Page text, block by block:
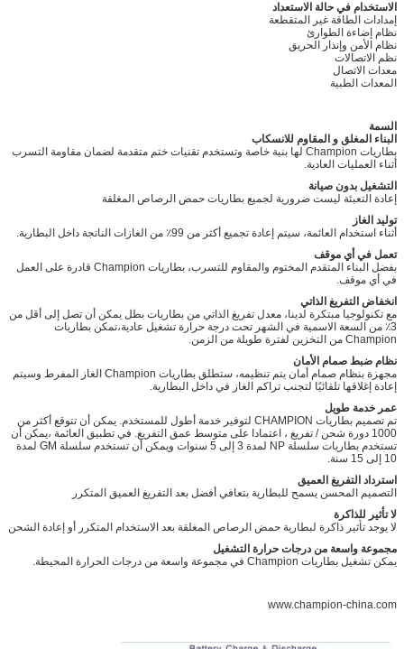
الاستخدام في حالة الاستعداد
إمدادات الطاقة غير المتقطعة
نظام إضاءة الطوارئ
نظام الأمن وإنذار الحريق
نظم الاتصالات
معدات الاتصال
المعدات الطبية
السمة
البناء المغلق و المقاوم للانسكاب
بطاريات Champion لها بنية خاصة وتستخدم تقنيات ختم متقدمة لضمان مقاومة التسرب
أثناء العمليات العادية.
التشغيل بدون صيانة
إعادة التعبئة ليست ضرورية لجميع بطاريات حمض الرصاص المغلقة
توليد الغاز
أثناء استخدام العائمة، سيتم إعادة تجميع أكثر من 99٪ من الغازات الناتجة داخل البطارية.
تعمل في أي موقف
بفضل البناء المتقدم المختوم والمقاوم للتسرب، بطاريات Champion قادرة على العمل
في أي موقف.
انخفاض التفريغ الذاتي
مع تكنولوجيا مبتكرة لدينا، معدل تفريغ الذاتي من بطاريات بطل يمكن أن تصل إلى أقل من
3٪ من السعة الاسمية في الشهر تحت درجة حرارة تشغيل عادية،تمكن بطاريات
Champion من التخزين لفترة طويلة من الزمن.
نظام ضبط صمام الأمان
مجهزة بنظام صمام أمان يتم تنظيمه، ستطلق بطاريات Champion الغاز المفرط وسيتم
إعادة إغلاقها تلقائيًا لتجنب تراكم الغاز في داخل البطارية.
عمر خدمة طويل
تم تصميم بطاريات CHAMPION لتوفير خدمة أطول للمستخدم. يمكن أن تتوقع أكثر من
1000 دورة شحن / تفريغ ، اعتمادا على متوسط عمق التفريغ. في تطبيق العائمة ،يمكن أن
تستخدم بطاريات سلسلة NP لمدة 3 إلى 5 سنوات ويمكن أن تستخدم سلسلة GM لمدة
10 إلى 15 سنة.
استرداد التفريغ العميق
التصميم المحسن يسمح للبطارية بتعافي أفضل بعد التفريغ العميق المتكرر
لا تأثير للذاكرة
لا يوجد تأثير ذاكرة لبطارية حمض الرصاص المغلقة بعد الاستخدام المتكرر أو إعادة الشحن
مجموعة واسعة من درجات حرارة التشغيل
يمكن تشغيل بطاريات Champion في مجموعة واسعة من درجات الحرارة المحيطة.
www.champion-china.com